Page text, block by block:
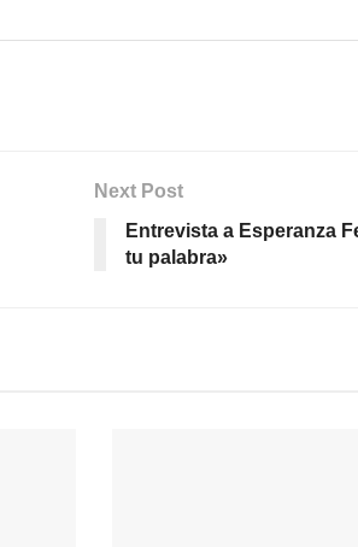
Next Post
Entrevista a Esperanza
tu palabra»